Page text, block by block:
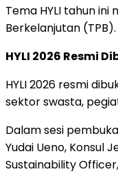
Tema HYLI tahun
Berkelanjutan
HYLI 2026 Resmi
HYLI 2026 resmi
sektor swasta,
Dalam sesi
Yudai Ueno, Konsul
Sustainability